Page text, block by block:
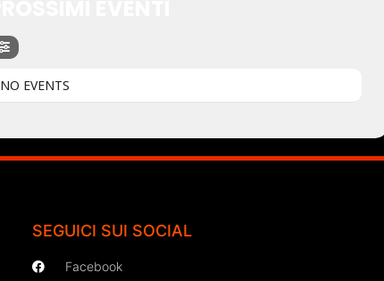
NO EVENTS
SEGUICI SUI SOCIAL
Facebook